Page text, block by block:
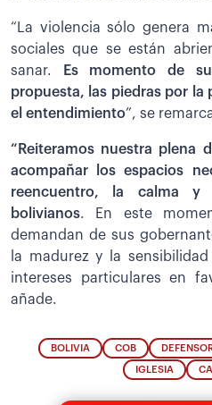
“La violencia sólo genera
sociales que se están
sanar.
Es momento de
propuesta, las piedras por la
el entendimiento”, se
“Reiteramos nuestra plena
acompañar los espacios
reencuentro, la calma y
bolivianos. En este
demandan de sus
la madurez y la
intereses particulares en
añade.
BOLIVIA COB
IGLESIA